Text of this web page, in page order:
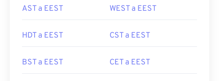
AST a EEST WEST a EEST
HDT a EEST CST a EEST
BST a EEST CET a EEST